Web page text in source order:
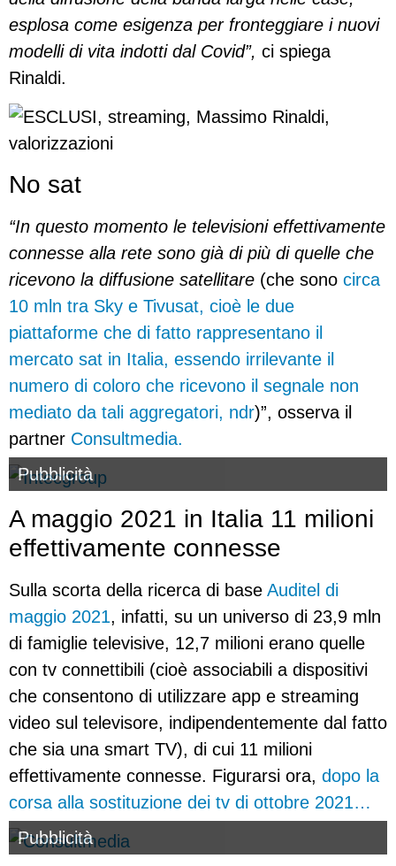
esplosa come esigenza per fronteggiare i nuovi
modelli di vita indotti dal Covid”, ci spiega
Rinaldi.
No sat
“In questo momento le televisioni effettivamente
connesse alla rete sono già di più di quelle che
ricevono la diffusione satellitare (che sono circa
10 mln tra Sky e Tivusat, cioè le due
piattaforme che di fatto rappresentano il
mercato sat in Italia, essendo irrilevante il
numero di coloro che ricevono il segnale non
mediato da tali aggregatori, ndr)”, osserva il
partner Consultmedia.
Pubblicità
A maggio 2021 in Italia 11 milioni
effettivamente connesse
Sulla scorta della ricerca di base Auditel di
maggio 2021, infatti, su un universo di 23,9 mln
di famiglie televisive, 12,7 milioni erano quelle
con tv connettibili (cioè associabili a dispositivi
che consentono di utilizzare app e streaming
video sul televisore, indipendentemente dal fatto
che sia una smart TV), di cui 11 milioni
effettivamente connesse. Figurarsi ora, dopo la
corsa alla sostituzione dei tv di ottobre 2021…
Pubblicità